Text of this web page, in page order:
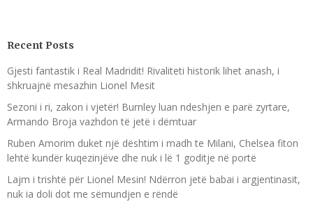
Recent Posts
Gjesti fantastik i Real Madridit! Rivaliteti historik lihet anash, i
shkruajnë mesazhin Lionel Mesit
Sezoni i ri, zakon i vjetër! Burnley luan ndeshjen e parë zyrtare,
Armando Broja vazhdon të jetë i dëmtuar
Ruben Amorim duket një dështim i madh te Milani, Chelsea fiton
lehtë kundër kuqezinjëve dhe nuk i lë 1 goditje në portë
Lajm i trishtë për Lionel Mesin! Ndërron jetë babai i argjentinasit,
nuk ia doli dot me sëmundjen e rëndë